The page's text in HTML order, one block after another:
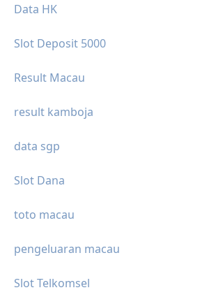
Data HK
Slot Deposit 5000
Result Macau
result kamboja
data sgp
Slot Dana
toto macau
pengeluaran macau
Slot Telkomsel